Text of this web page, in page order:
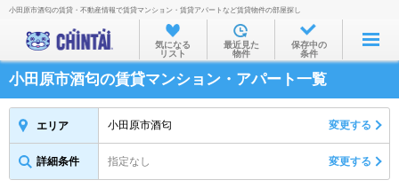
お部屋を探す
沿線・駅から
住所から
小田原市酒匂の賃貸・不動産情報で賃貸マンション・賃貸アパートなど賃貸物件の部屋探し
気になる
リスト
最近見た
物件
保存中の
条件
小田原市酒匂の賃貸マンション・アパート一覧
エリア 小田原市酒匂 変更する
詳細条件 指定なし 変更する